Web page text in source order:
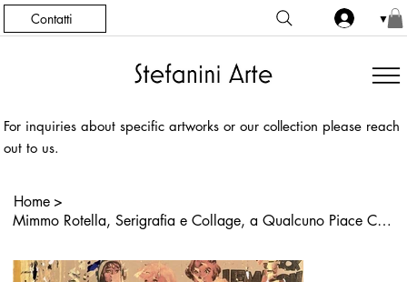
Contatti ▼
For inquiries about specific artworks or our collection please reach
out to us.
Home >
Mimmo Rotella, Serigrafia e Collage, a Qualcuno Piace Caldo